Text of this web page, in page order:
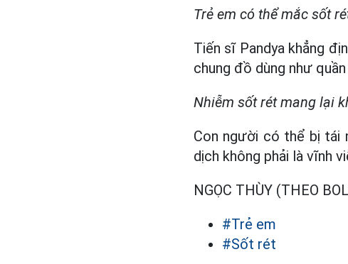
Trẻ em có thể mắc sốt
Tiến sĩ Pandya khẳng
chung đồ dùng như
Nhiễm sốt rét mang lại
Con người có thể bị tái
dịch không phải là vĩnh
NGỌC THÙY (THEO
#Trẻ em
#Sốt rét